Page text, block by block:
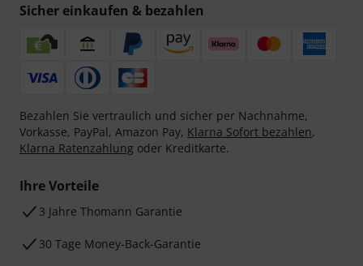
Sicher einkaufen & bezahlen
Bezahlen Sie vertraulich und sicher per Nachnahme,
Vorkasse, PayPal, Amazon Pay, Klarna Sofort bezahlen,
Klarna Ratenzahlung oder Kreditkarte.
Ihre Vorteile
3 Jahre Thomann Garantie
30 Tage Money-Back-Garantie